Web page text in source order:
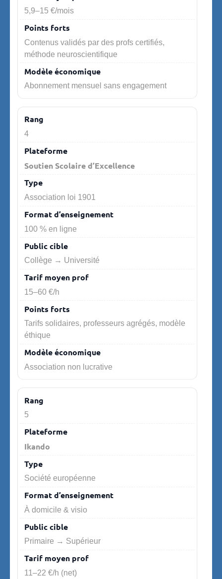
5,9–15 €/mois
Contenus validés par des profs certifiés,
méthode neuroscientifique
Abonnement mensuel sans engagement
4
Soutien Scolaire d’Excellence
Association loi 1901
100 % en ligne
Collège → Université
15–60 €/h
Tarifs solidaires, professeurs agrégés, modèle
éthique
Association non lucrative
5
Ikando
Société européenne
À domicile & visio
Primaire → Supérieur
11–22 €/h (net)